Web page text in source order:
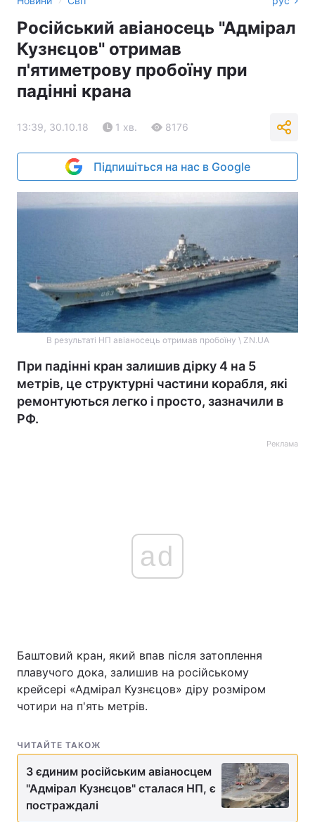
Російський авіаносець "Адмірал
Кузнєцов" отримав
п'ятиметрову пробоїну при
падінні крана
13:39, 30.10.18 1 хв. 8176
Підпишіться на нас в Google
В результаті НП авіаносець отримав пробоїну \ ZN.UA
При падінні кран залишив дірку 4 на 5
метрів, це структурні частини корабля, які
ремонтуються легко і просто, зазначили в
РФ.
Реклама
ad
Баштовий кран, який впав після затоплення
плавучого дока, залишив на російському
крейсері «Адмірал Кузнєцов» діру розміром
чотири на п'ять метрів.
ЧИТАЙТЕ ТАКОЖ
З єдиним російським авіаносцем
"Адмірал Кузнєцов" сталася НП, є
постраждалі